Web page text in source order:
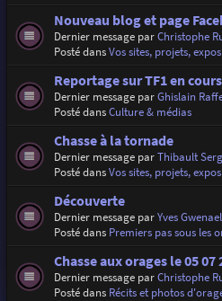
Nouveau blog et page
Dernier message parChristophe
Posté dansVos sites, projets,
Reportage sur TF1 en cours
Dernier message parGhislain
Posté dansCulture & médias
Chasse à la tornade
Dernier message parThibault
Posté dansVos sites, projets,
Découverte
Dernier message parYves Gwenael
Posté dans Premiers pas sous les
Chasse aux orages le 05
Dernier message parChristophe
Posté dans Récits et photos